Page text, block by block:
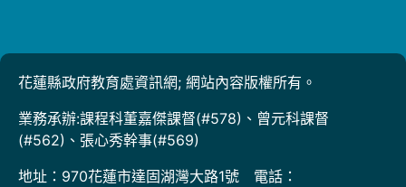
花蓮縣政府教育處資訊網; 網站內容版權所有。
業務承辦:課程科董嘉傑課督(#578)、曾元科課督
(#562)、張心秀幹事(#569)
地址：970花蓮市達固湖灣大路1號 電話：